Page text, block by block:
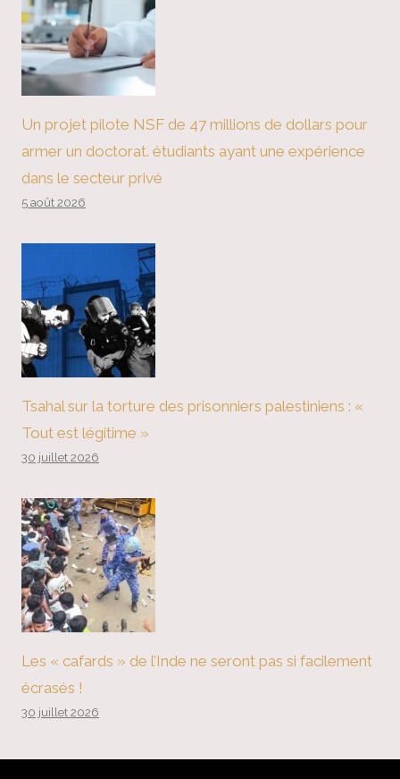
Un projet pilote NSF de 47 millions de dollars pour
armer un doctorat. étudiants ayant une expérience
dans le secteur privé
5 août 2026
Tsahal sur la torture des prisonniers palestiniens : «
Tout est légitime »
30 juillet 2026
Les « cafards » de l’Inde ne seront pas si facilement
écrasés !
30 juillet 2026